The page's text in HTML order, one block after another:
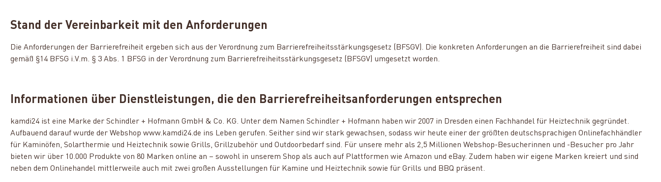
Stand der Vereinbarkeit mit den Anforderungen
Die Anforderungen der Barrierefreiheit ergeben sich aus der Verordnung zum Barrierefreiheitsstärkungsgesetz (BFSGV). Die konkreten Anforderungen an die Barrierefreiheit sind dabei
gemäß §14 BFSG i.V.m. § 3 Abs. 1 BFSG in der Verordnung zum Barrierefreiheitsstärkungsgesetz (BFSGV) umgesetzt worden.
Informationen über Dienstleistungen, die den Barrierefreiheitsanforderungen entsprechen
kamdi24 ist eine Marke der Schindler + Hofmann GmbH & Co. KG. Unter dem Namen Schindler + Hofmann haben wir 2007 in Dresden einen Fachhandel für Heiztechnik gegründet.
Aufbauend darauf wurde der Webshop www.kamdi24.de ins Leben gerufen. Seither sind wir stark gewachsen, sodass wir heute einer der größten deutschsprachigen Onlinefachhändler
für Kaminöfen, Solarthermie und Heiztechnik sowie Grills, Grillzubehör und Outdoorbedarf sind. Für unsere mehr als 2,5 Millionen Webshop-Besucherinnen und -Besucher pro Jahr
bieten wir über 10.000 Produkte von 80 Marken online an – sowohl in unserem Shop als auch auf Plattformen wie Amazon und eBay. Zudem haben wir eigene Marken kreiert und sind
neben dem Onlinehandel mittlerweile auch mit zwei großen Ausstellungen für Kamine und Heiztechnik sowie für Grills und BBQ präsent.